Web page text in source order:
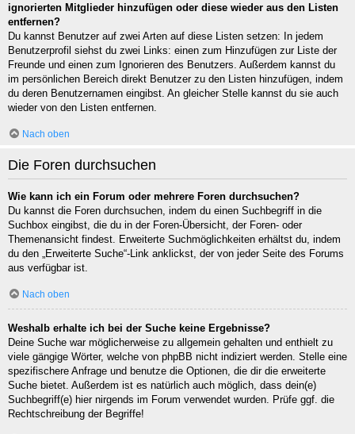
ignorierten Mitglieder hinzufügen oder diese wieder aus den Listen
entfernen?
Du kannst Benutzer auf zwei Arten auf diese Listen setzen: In jedem
Benutzerprofil siehst du zwei Links: einen zum Hinzufügen zur Liste der
Freunde und einen zum Ignorieren des Benutzers. Außerdem kannst du
im persönlichen Bereich direkt Benutzer zu den Listen hinzufügen, indem
du deren Benutzernamen eingibst. An gleicher Stelle kannst du sie auch
wieder von den Listen entfernen.
Nach oben
Die Foren durchsuchen
Wie kann ich ein Forum oder mehrere Foren durchsuchen?
Du kannst die Foren durchsuchen, indem du einen Suchbegriff in die
Suchbox eingibst, die du in der Foren-Übersicht, der Foren- oder
Themenansicht findest. Erweiterte Suchmöglichkeiten erhältst du, indem
du den „Erweiterte Suche“-Link anklickst, der von jeder Seite des Forums
aus verfügbar ist.
Nach oben
Weshalb erhalte ich bei der Suche keine Ergebnisse?
Deine Suche war möglicherweise zu allgemein gehalten und enthielt zu
viele gängige Wörter, welche von phpBB nicht indiziert werden. Stelle eine
spezifischere Anfrage und benutze die Optionen, die dir die erweiterte
Suche bietet. Außerdem ist es natürlich auch möglich, dass dein(e)
Suchbegriff(e) hier nirgends im Forum verwendet wurden. Prüfe ggf. die
Rechtschreibung der Begriffe!